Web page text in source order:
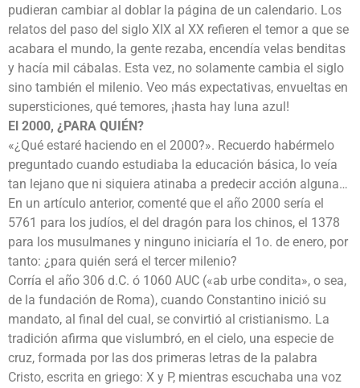
pudieran cambiar al doblar la página de un calendario. Los
relatos del paso del siglo XIX al XX refieren el temor a que se
acabara el mundo, la gente rezaba, encendía velas benditas
y hacía mil cábalas. Esta vez, no solamente cambia el siglo
sino también el milenio. Veo más expectativas, envueltas en
supersticiones, qué temores, ¡hasta hay luna azul!
El 2000, ¿PARA QUIÉN?
«¿Qué estaré haciendo en el 2000?». Recuerdo habérmelo
preguntado cuando estudiaba la educación básica, lo veía
tan lejano que ni siquiera atinaba a predecir acción alguna…
En un artículo anterior, comenté que el año 2000 sería el
5761 para los judíos, el del dragón para los chinos, el 1378
para los musulmanes y ninguno iniciaría el 1o. de enero, por
tanto: ¿para quién será el tercer milenio?
Corría el año 306 d.C. ó 1060 AUC («ab urbe condita», o sea,
de la fundación de Roma), cuando Constantino inició su
mandato, al final del cual, se convirtió al cristianismo. La
tradición afirma que vislumbró, en el cielo, una especie de
cruz, formada por las dos primeras letras de la palabra
Cristo, escrita en griego: X y P, mientras escuchaba una voz